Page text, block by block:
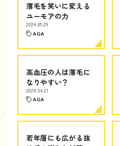
薄毛を笑いに変える
ユーモアの力
2024.05.29
AGA
高血圧の人は薄毛に
なりやすい？
2024.04.21
AGA
若年層にも広がる抜